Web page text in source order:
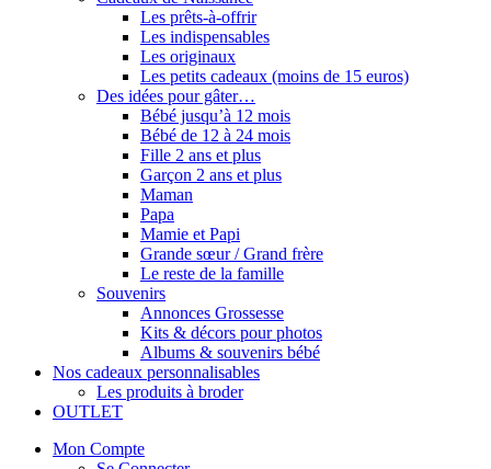
Les prêts-à-offrir
Les indispensables
Les originaux
Les petits cadeaux (moins de 15 euros)
Des idées pour gâter…
Bébé jusqu’à 12 mois
Bébé de 12 à 24 mois
Fille 2 ans et plus
Garçon 2 ans et plus
Maman
Papa
Mamie et Papi
Grande sœur / Grand frère
Le reste de la famille
Souvenirs
Annonces Grossesse
Kits & décors pour photos
Albums & souvenirs bébé
Nos cadeaux personnalisables
Les produits à broder
OUTLET
Mon Compte